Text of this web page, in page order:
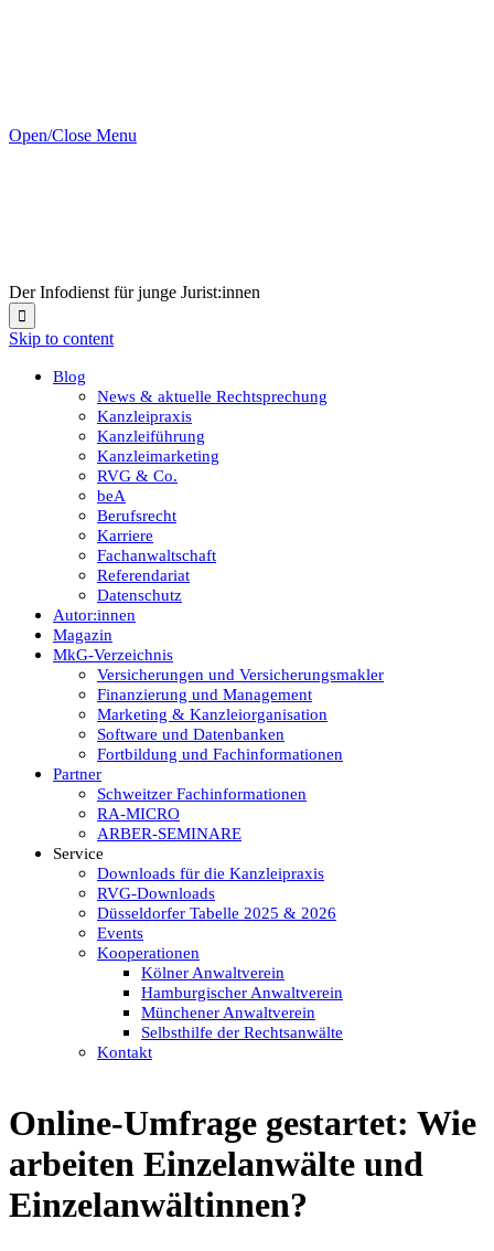
Open/Close Menu
Der Infodienst für junge Jurist:innen

Skip to content
Blog
News & aktuelle Rechtsprechung
Kanzleipraxis
Kanzleiführung
Kanzleimarketing
RVG & Co.
beA
Berufsrecht
Karriere
Fachanwaltschaft
Referendariat
Datenschutz
Autor:innen
Magazin
MkG-Verzeichnis
Versicherungen und Versicherungsmakler
Finanzierung und Management
Marketing & Kanzleiorganisation
Software und Datenbanken
Fortbildung und Fachinformationen
Partner
Schweitzer Fachinformationen
RA-MICRO
ARBER-SEMINARE
Service
Downloads für die Kanzleipraxis
RVG-Downloads
Düsseldorfer Tabelle 2025 & 2026
Events
Kooperationen
Kölner Anwaltverein
Hamburgischer Anwaltverein
Münchener Anwaltverein
Selbsthilfe der Rechtsanwälte
Kontakt
Online-Umfrage gestartet: Wie
arbeiten Einzelanwälte und
Einzelanwältinnen?